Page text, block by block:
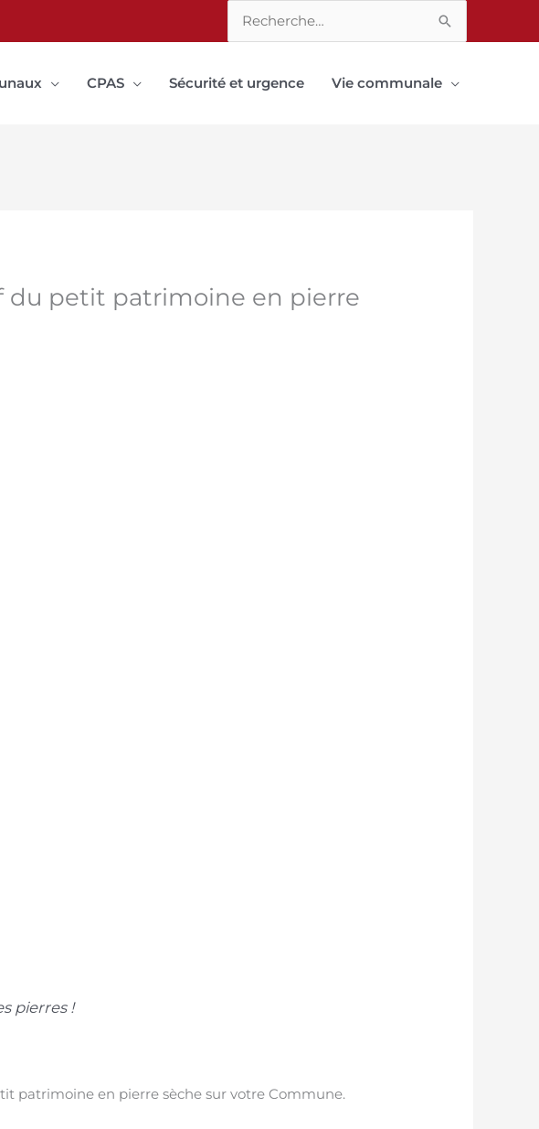
Rechercher :
CPAS Sécurité et urgence Vie communale
du petit patrimoine en pierre
pierres !
patrimoine en pierre sèche sur votre Commune.